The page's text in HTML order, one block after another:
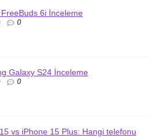
6i İnceleme
0
Galaxy S24 İnceleme
0
vs iPhone 15 Plus: Hangi telefonu